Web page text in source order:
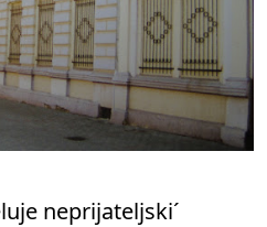
neprijateljski´